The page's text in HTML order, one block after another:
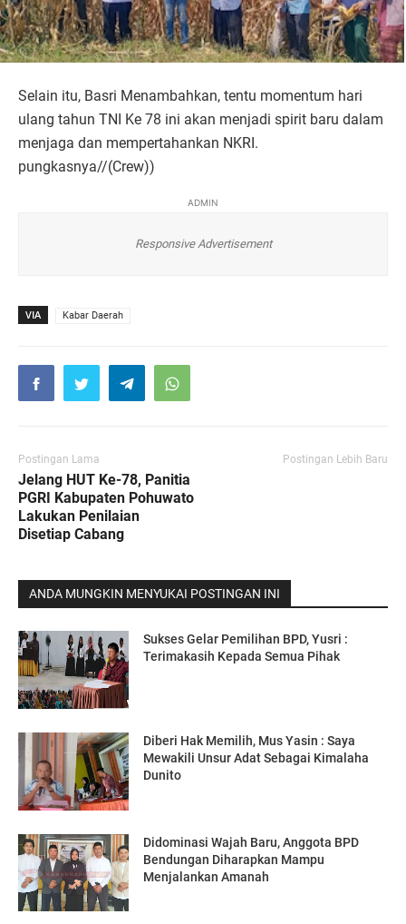
Selain itu, Basri Menambahkan, tentu momentum hari
ulang tahun TNI Ke 78 ini akan menjadi spirit baru dalam
menjaga dan mempertahankan NKRI.
pungkasnya//(Crew))
ADMIN
Responsive Advertisement
VIA Kabar Daerah
Postingan Lama
Jelang HUT Ke-78, Panitia
PGRI Kabupaten Pohuwato
Lakukan Penilaian
Disetiap Cabang
Postingan Lebih Baru
ANDA MUNGKIN MENYUKAI POSTINGAN INI
Sukses Gelar Pemilihan BPD, Yusri :
Terimakasih Kepada Semua Pihak
Diberi Hak Memilih, Mus Yasin : Saya
Mewakili Unsur Adat Sebagai Kimalaha
Dunito
Didominasi Wajah Baru, Anggota BPD
Bendungan Diharapkan Mampu
Menjalankan Amanah